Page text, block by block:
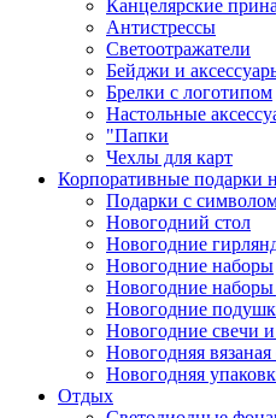
Канцелярские
Антистрессы
Светоотражатели
Бейджи и
Брелки с логотипом
Настольные
"Папки
Чехлы для карт
Корпоративные подарки
Подарки с
Новогодний стол
Новогодние
Новогодние наборы
Новогодние наборы
Новогодние
Новогодние свечи
Новогодняя
Новогодняя
Отдых